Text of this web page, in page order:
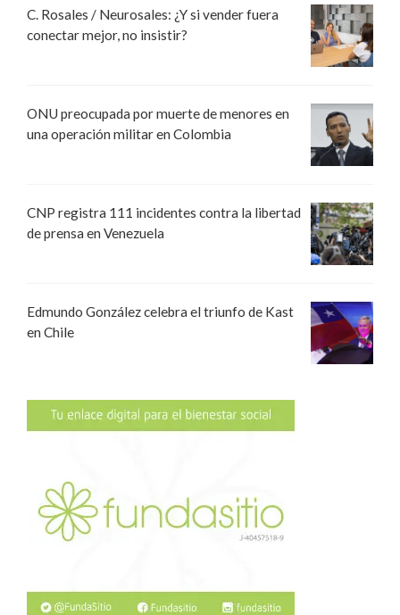
C. Rosales / Neurosales: ¿Y si vender fuera
conectar mejor, no insistir?
ONU preocupada por muerte de menores en
una operación militar en Colombia
CNP registra 111 incidentes contra la libertad
de prensa en Venezuela
Edmundo González celebra el triunfo de Kast
en Chile